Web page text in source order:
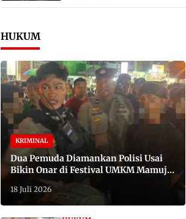
HUKUM
KRIMINAL
Dua Pemuda Diamankan Polisi Usai
Bikin Onar di Festival UMKM Mamuju,
Satu Bawa Badik
18 Juli 2026